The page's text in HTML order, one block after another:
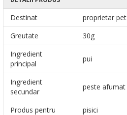
Destinat
proprietar pet
Greutate
30g
Ingredient
principal
pui
Ingredient
secundar
peste afumat
Produs pentru
pisici